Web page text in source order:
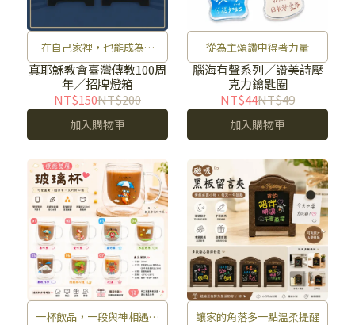
在自己家裡，也能成為招
牌！
真耶穌教會臺灣傳教100周
年／招牌燈箱
NT$150NT$200
加入購物車
從為主頌讚中得著力量
腦海有聲系列／讚美詩壓
克力鑰匙圈
NT$44NT$49
加入購物車
一杯飲品，一段與神相遇的
讓家的角落多一點溫柔提醒